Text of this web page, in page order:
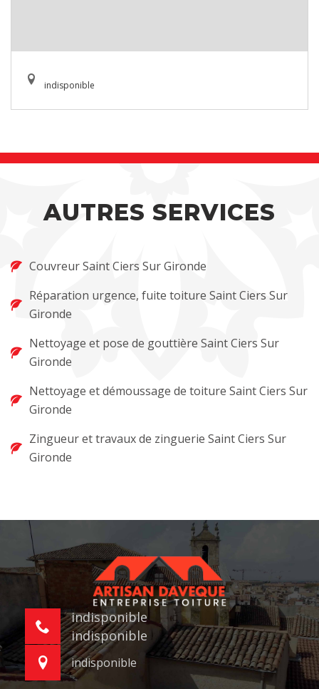
indisponible
AUTRES SERVICES
Couvreur Saint Ciers Sur Gironde
Réparation urgence, fuite toiture Saint Ciers Sur
Gironde
Nettoyage et pose de gouttière Saint Ciers Sur
Gironde
Nettoyage et démoussage de toiture Saint Ciers Sur
Gironde
Zingueur et travaux de zinguerie Saint Ciers Sur
Gironde
indisponible
indisponible
indisponible